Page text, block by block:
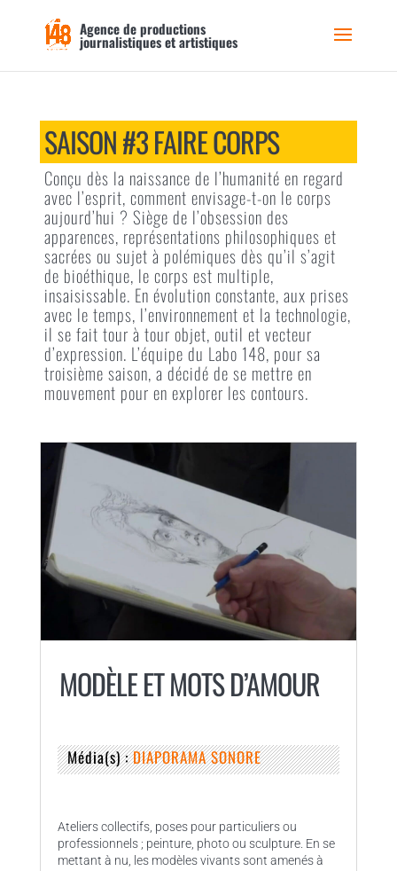
Agence de productions
journalistiques et artistiques
SAISON #3 FAIRE CORPS
Conçu dès la naissance de l’humanité en regard
avec l’esprit, comment envisage-t-on le corps
aujourd’hui ? Siège de l’obsession des
apparences, représentations philosophiques et
sacrées ou sujet à polémiques dès qu’il s’agit
de bioéthique, le corps est multiple,
insaisissable. En évolution constante, aux prises
avec le temps, l’environnement et la technologie,
il se fait tour à tour objet, outil et vecteur
d’expression. L’équipe du Labo 148, pour sa
troisième saison, a décidé de se mettre en
mouvement pour en explorer les contours.
MODÈLE ET MOTS D’AMOUR
Média(s) :DIAPORAMA SONORE
Ateliers collectifs, poses pour particuliers ou
professionnels ; peinture, photo ou sculpture. En se
mettant à nu, les modèles vivants sont amenés à